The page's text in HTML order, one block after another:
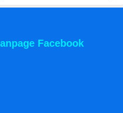
rong bằng inox 1m8.
tiện cực kỳ. Người bán
Facebook